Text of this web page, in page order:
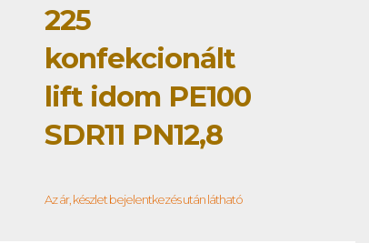
225
konfekcionált
lift idom PE100
SDR11 PN12,8
Az ár, készlet bejelentkezés után látható